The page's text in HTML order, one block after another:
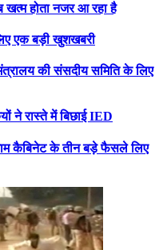
खत्म होता नजर आ रहा है
एक बड़ी खुशखबरी
मंत्रालय की संसदीय समिति के लिए
ने रास्ते में बिछाई IED
कैबिनेट के तीन बड़े फैसले लिए